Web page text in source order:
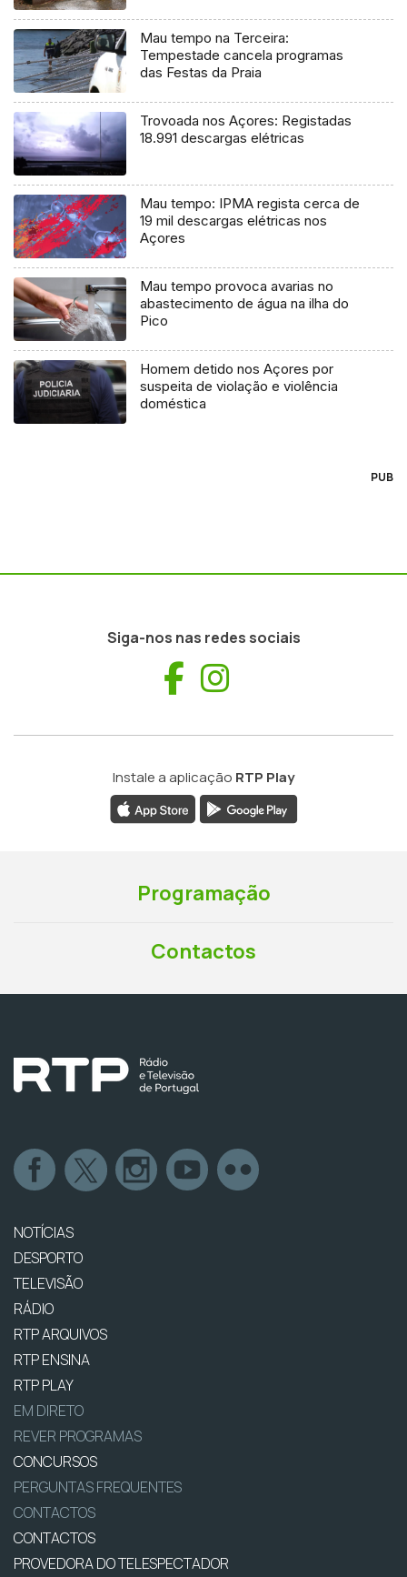
Mau tempo na Terceira:
Tempestade cancela programas
das Festas da Praia
Trovoada nos Açores: Registadas
18.991 descargas elétricas
Mau tempo: IPMA regista cerca de
19 mil descargas elétricas nos
Açores
Mau tempo provoca avarias no
abastecimento de água na ilha do
Pico
Homem detido nos Açores por
suspeita de violação e violência
doméstica
PUB
Siga-nos nas redes sociais
Facebook
Instale a aplicação RTP Play
Programação
Contactos
NOTÍCIAS
DESPORTO
TELEVISÃO
RÁDIO
RTP ARQUIVOS
RTP ENSINA
RTP PLAY
EM DIRETO
REVER PROGRAMAS
CONCURSOS
PERGUNTAS FREQUENTES
CONTACTOS
CONTACTOS
PROVEDORA DO TELESPECTADOR